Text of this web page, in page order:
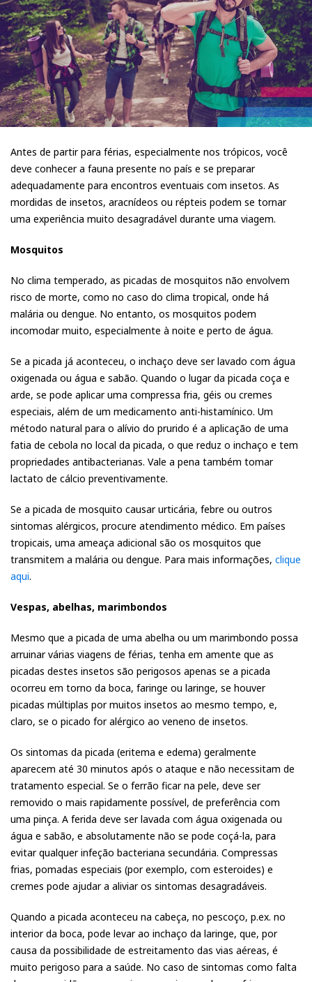
Antes de partir para férias, especialmente nos trópicos, você
deve conhecer a fauna presente no país e se preparar
adequadamente para encontros eventuais com insetos. As
mordidas de insetos, aracnídeos ou répteis podem se tornar
uma experiência muito desagradável durante uma viagem.
Mosquitos
No clima temperado, as picadas de mosquitos não envolvem
risco de morte, como no caso do clima tropical, onde há
malária ou dengue. No entanto, os mosquitos podem
incomodar muito, especialmente à noite e perto de água.
Se a picada já aconteceu, o inchaço deve ser lavado com água
oxigenada ou água e sabão. Quando o lugar da picada coça e
arde, se pode aplicar uma compressa fria, géis ou cremes
especiais, além de um medicamento anti-histamínico. Um
método natural para o alívio do prurido é a aplicação de uma
fatia de cebola no local da picada, o que reduz o inchaço e tem
propriedades antibacterianas. Vale a pena também tomar
lactato de cálcio preventivamente.
Se a picada de mosquito causar urticária, febre ou outros
sintomas alérgicos, procure atendimento médico. Em países
tropicais, uma ameaça adicional são os mosquitos que
transmitem a malária ou dengue. Para mais informações, clique
aqui.
Vespas, abelhas, marimbondos
Mesmo que a picada de uma abelha ou um marimbondo possa
arruinar várias viagens de férias, tenha em amente que as
picadas destes insetos são perigosos apenas se a picada
ocorreu em torno da boca, faringe ou laringe, se houver
picadas múltiplas por muitos insetos ao mesmo tempo, e,
claro, se o picado for alérgico ao veneno de insetos.
Os sintomas da picada (eritema e edema) geralmente
aparecem até 30 minutos após o ataque e não necessitam de
tratamento especial. Se o ferrão ficar na pele, deve ser
removido o mais rapidamente possível, de preferência com
uma pinça. A ferida deve ser lavada com água oxigenada ou
água e sabão, e absolutamente não se pode coçá-la, para
evitar qualquer infeção bacteriana secundária. Compressas
frias, pomadas especiais (por exemplo, com esteroides) e
cremes pode ajudar a aliviar os sintomas desagradáveis.
Quando a picada aconteceu na cabeça, no pescoço, p.ex. no
interior da boca, pode levar ao inchaço da laringe, que, por
causa da possibilidade de estreitamento das vias aéreas, é
muito perigoso para a saúde. No caso de sintomas como falta